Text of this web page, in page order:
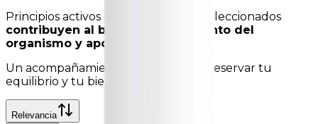
Principios activos cuidadosamente seleccionados
contribuyen al buen funcionamiento del
organismo y apoyan la vitalidad
Un acompañamiento natural para preservar tu
equilibrio y tu bienestar.
Relevancia